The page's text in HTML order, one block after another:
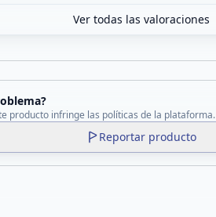
Ver todas las valoraciones
producto infringe las políticas de la plataforma.
Reportar producto